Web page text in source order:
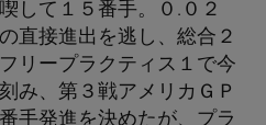
して１５番手。０.０２
直接進出を逃し、総合２
リープラクティス１で今
み、第３戦アメリカＧＰ
手発進を決めたが、プラ